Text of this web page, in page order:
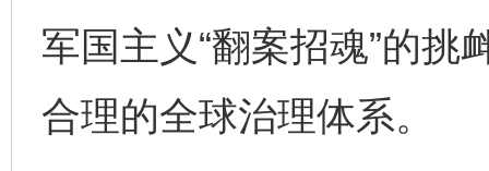
军国主义“翻案招魂”的
合理的全球治理体系。